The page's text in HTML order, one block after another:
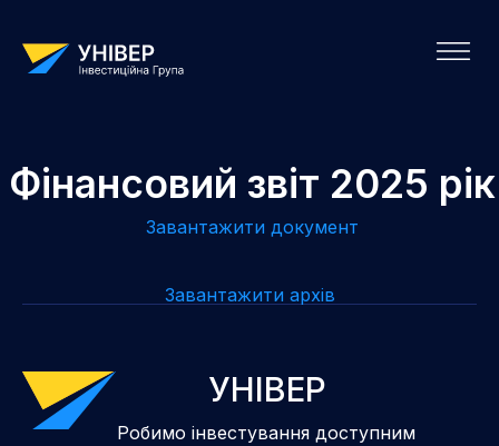
Фінансовий звіт 2025 рік
Завантажити документ
Завантажити архів
УНІВЕР
Робимо інвестування доступним